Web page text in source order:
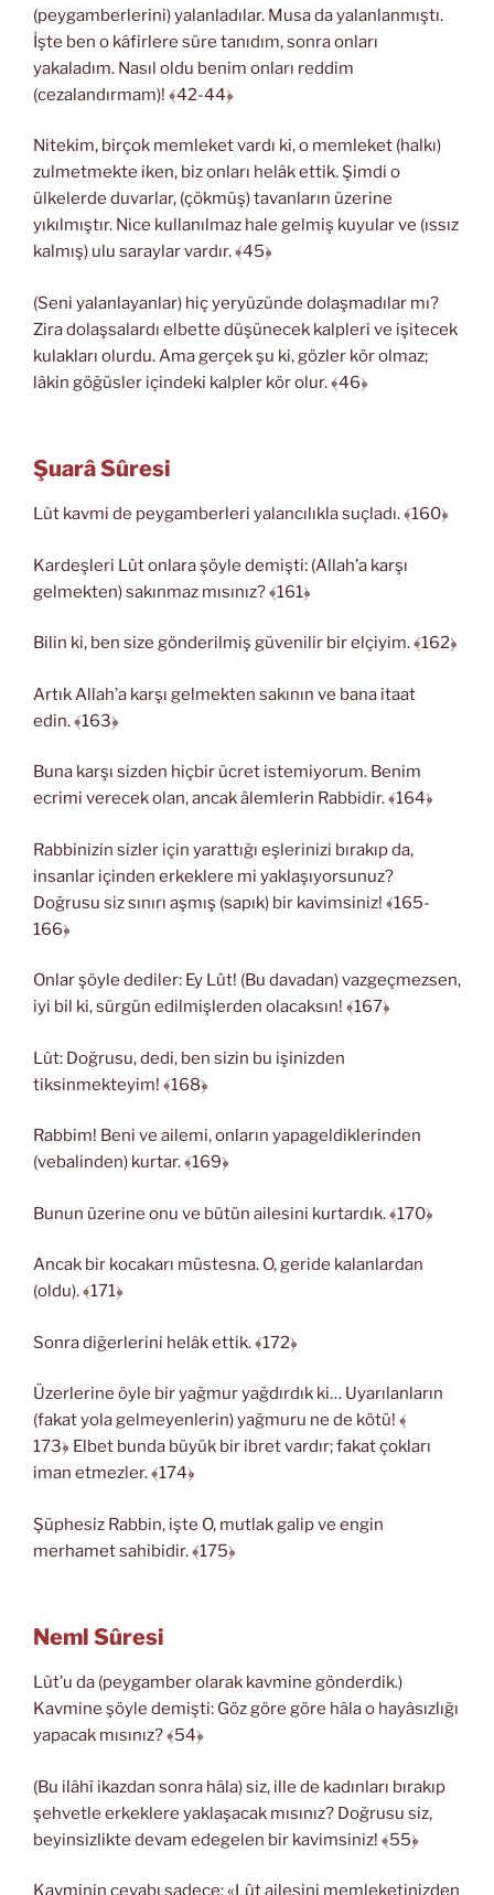
(peygamberlerini) yalanladılar. Musa da yalanlanmıştı.
İşte ben o kâfirlere süre tanıdım, sonra onları
yakaladım. Nasıl oldu benim onları reddim
(cezalandırmam)! ﴾42-44﴿
Nitekim, birçok memleket vardı ki, o memleket (halkı)
zulmetmekte iken, biz onları helâk ettik. Şimdi o
ülkelerde duvarlar, (çökmüş) tavanların üzerine
yıkılmıştır. Nice kullanılmaz hale gelmiş kuyular ve (ıssız
kalmış) ulu saraylar vardır. ﴾45﴿
(Seni yalanlayanlar) hiç yeryüzünde dolaşmadılar mı?
Zira dolaşsalardı elbette düşünecek kalpleri ve işitecek
kulakları olurdu. Ama gerçek şu ki, gözler kör olmaz;
lâkin göğüsler içindeki kalpler kör olur. ﴾46﴿
Şuarâ Sûresi
Lût kavmi de peygamberleri yalancılıkla suçladı. ﴾160﴿
Kardeşleri Lût onlara şöyle demişti: (Allah’a karşı
gelmekten) sakınmaz mısınız? ﴾161﴿
Bilin ki, ben size gönderilmiş güvenilir bir elçiyim. ﴾162﴿
Artık Allah’a karşı gelmekten sakının ve bana itaat
edin. ﴾163﴿
Buna karşı sizden hiçbir ücret istemiyorum. Benim
ecrimi verecek olan, ancak âlemlerin Rabbidir. ﴾164﴿
Rabbinizin sizler için yarattığı eşlerinizi bırakıp da,
insanlar içinden erkeklere mi yaklaşıyorsunuz?
Doğrusu siz sınırı aşmış (sapık) bir kavimsiniz! ﴾165-
166﴿
Onlar şöyle dediler: Ey Lût! (Bu davadan) vazgeçmezsen,
iyi bil ki, sürgün edilmişlerden olacaksın! ﴾167﴿
Lût: Doğrusu, dedi, ben sizin bu işinizden
tiksinmekteyim! ﴾168﴿
Rabbim! Beni ve ailemi, onların yapageldiklerinden
(vebalinden) kurtar. ﴾169﴿
Bunun üzerine onu ve bütün ailesini kurtardık. ﴾170﴿
Ancak bir kocakarı müstesna. O, geride kalanlardan
(oldu). ﴾171﴿
Sonra diğerlerini helâk ettik. ﴾172﴿
Üzerlerine öyle bir yağmur yağdırdık ki… Uyarılanların
(fakat yola gelmeyenlerin) yağmuru ne de kötü! ﴾
173﴿ Elbet bunda büyük bir ibret vardır; fakat çokları
iman etmezler. ﴾174﴿
Şüphesiz Rabbin, işte O, mutlak galip ve engin
merhamet sahibidir. ﴾175﴿
Neml Sûresi
Lût’u da (peygamber olarak kavmine gönderdik.)
Kavmine şöyle demişti: Göz göre göre hâla o hayâsızlığı
yapacak mısınız? ﴾54﴿
(Bu ilâhî ikazdan sonra hâla) siz, ille de kadınları bırakıp
şehvetle erkeklere yaklaşacak mısınız? Doğrusu siz,
beyinsizlikte devam edegelen bir kavimsiniz! ﴾55﴿
Kavminin cevabı sadece: «Lût ailesini memleketinizden